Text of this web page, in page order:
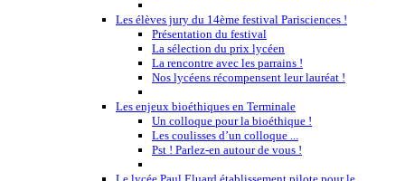
Les élèves jury du 14ème festival Parisciences !
Présentation du festival
La sélection du prix lycéen
La rencontre avec les parrains !
Nos lycéens récompensent leur lauréat !
Les enjeux bioéthiques en Terminale
Un colloque pour la bioéthique !
Les coulisses d’un colloque ...
Pst ! Parlez-en autour de vous !